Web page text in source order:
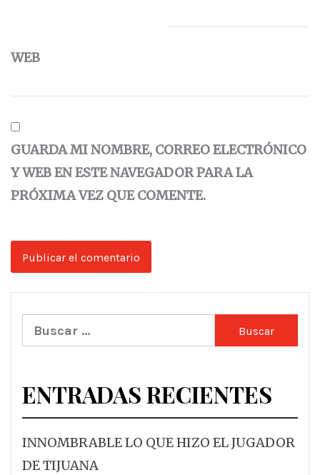
WEB
GUARDA MI NOMBRE, CORREO ELECTRÓNICO
Y WEB EN ESTE NAVEGADOR PARA LA
PRÓXIMA VEZ QUE COMENTE.
Buscar:
ENTRADAS RECIENTES
INNOMBRABLE LO QUE HIZO EL JUGADOR
DE TIJUANA